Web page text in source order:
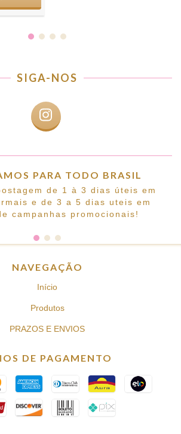
SIGA-NOS
PARA TODO BRASIL
de 1 à 3 dias úteis em
e de 3 a 5 dias uteis em
campanhas promocionais!
NAVEGAÇÃO
Início
Produtos
PRAZOS E ENVIOS
DE PAGAMENTO